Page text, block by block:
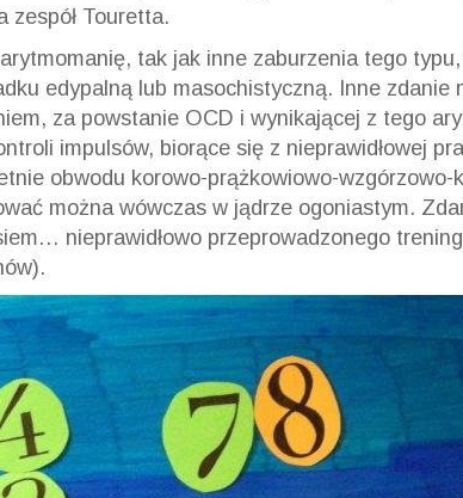
zespół Touretta.
tak jak inne zaburzenia tego typu,
edypalną lub masochistyczną. Inne zdanie
za powstanie OCD i wynikającej z tego
impulsów, biorące się z nieprawidłowej
obwodu korowo-prążkowiowo-wzgórzowo-
można wówczas w jądrze ogoniastym.
nieprawidłowo przeprowadzonego